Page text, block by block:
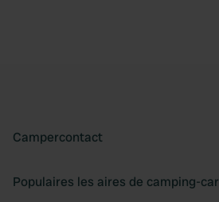
Campercontact
Populaires les aires de camping-car